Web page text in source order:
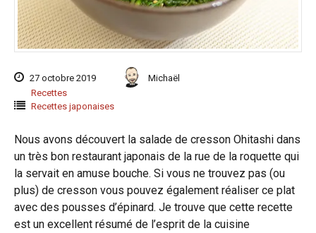
27 octobre 2019
Michaël
Recettes
Recettes japonaises
Nous avons découvert la salade de cresson Ohitashi dans
un très bon restaurant japonais de la rue de la roquette qui
la servait en amuse bouche. Si vous ne trouvez pas (ou
plus) de cresson vous pouvez également réaliser ce plat
avec des pousses d’épinard. Je trouve que cette recette
est un excellent résumé de l’esprit de la cuisine